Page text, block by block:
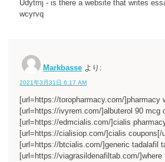
Udytmj - is there a website that writes
wcyrvq
Markbasse より:
2021年3月31日 6:17 AM
[url=https://toropharmacy.com/]pharmacy
[url=https://ivyrem.com/]albuterol 90 mcg
[url=https://edmcialis.com/]cialis
[url=https://cialisiop.com/]cialis coupons[/
[url=https://btcialis.com/]generic tadalafil
[url=https://viagrasildenafiltab.com/]where